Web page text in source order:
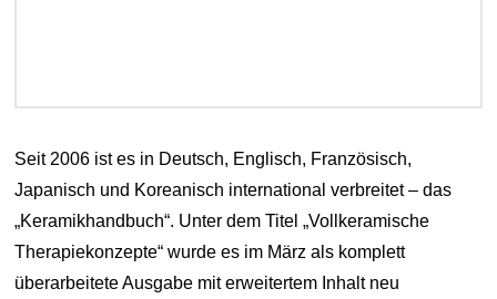
Seit 2006 ist es in Deutsch, Englisch, Französisch,
Japanisch und Koreanisch international verbreitet – das
„Keramikhandbuch“. Unter dem Titel „Vollkeramische
Therapiekonzepte“ wurde es im März als komplett
überarbeitete Ausgabe mit erweitertem Inhalt neu